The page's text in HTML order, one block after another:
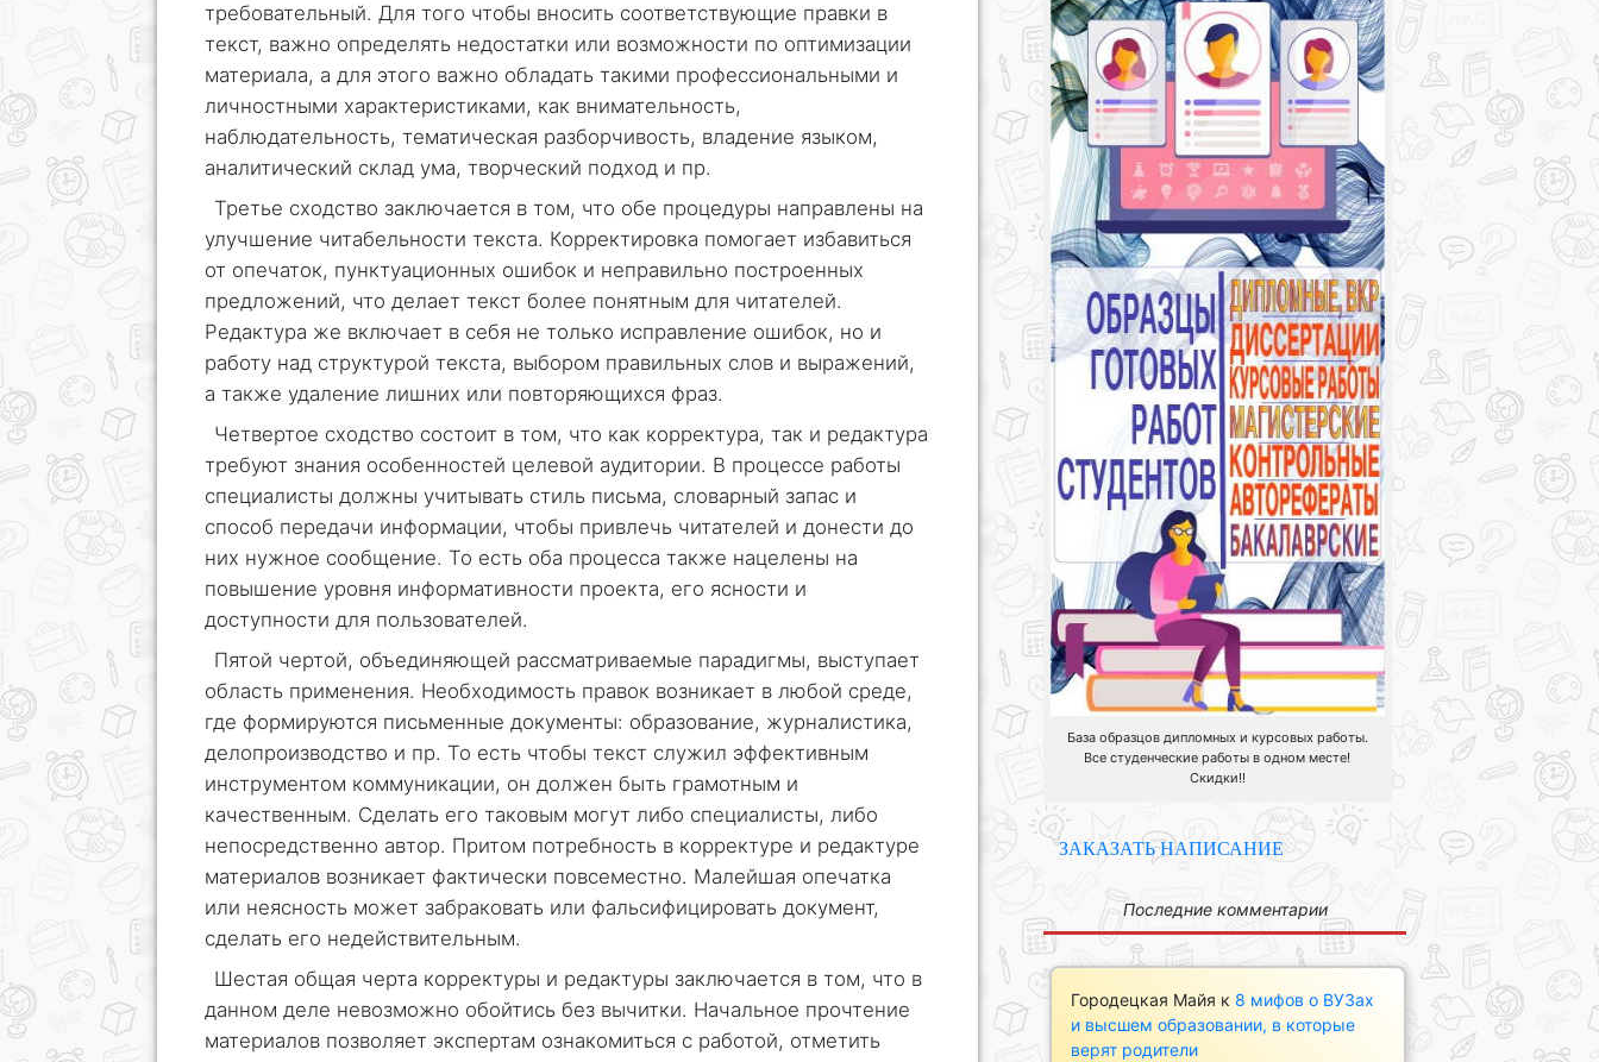
требовательный. Для того чтобы вносить соответствующие правки в
текст, важно определять недостатки или возможности по оптимизации
материала, а для этого важно обладать такими профессиональными и
личностными характеристиками, как внимательность,
наблюдательность, тематическая разборчивость, владение языком,
аналитический склад ума, творческий подход и пр.
Третье сходство заключается в том, что обе процедуры направлены на
улучшение читабельности текста. Корректировка помогает избавиться
от опечаток, пунктуационных ошибок и неправильно построенных
предложений, что делает текст более понятным для читателей.
Редактура же включает в себя не только исправление ошибок, но и
работу над структурой текста, выбором правильных слов и выражений,
а также удаление лишних или повторяющихся фраз.
Четвертое сходство состоит в том, что как корректура, так и редактура
требуют знания особенностей целевой аудитории. В процессе работы
специалисты должны учитывать стиль письма, словарный запас и
способ передачи информации, чтобы привлечь читателей и донести до
них нужное сообщение. То есть оба процесса также нацелены на
повышение уровня информативности проекта, его ясности и
доступности для пользователей.
Пятой чертой, объединяющей рассматриваемые парадигмы, выступает
область применения. Необходимость правок возникает в любой среде,
где формируются письменные документы: образование, журналистика,
делопроизводство и пр. То есть чтобы текст служил эффективным
инструментом коммуникации, он должен быть грамотным и
качественным. Сделать его таковым могут либо специалисты, либо
непосредственно автор. Притом потребность в корректуре и редактуре
материалов возникает фактически повсеместно. Малейшая опечатка
или неясность может забраковать или фальсифицировать документ,
сделать его недействительным.
Шестая общая черта корректуры и редактуры заключается в том, что в
данном деле невозможно обойтись без вычитки. Начальное прочтение
материалов позволяет экспертам ознакомиться с работой, отметить
База образцов дипломных и курсовых работы.
Все студенческие работы в одном месте!
Скидки!!
ЗАКАЗАТЬ НАПИСАНИЕ
Последние комментарии
Городецкая Майя к 8 мифов о ВУЗах
и высшем образовании, в которые
верят родители